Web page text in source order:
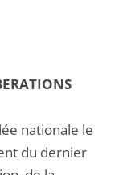
nationale le
du dernier